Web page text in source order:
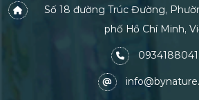
Số 18 đường Trúc Đường,
phố Hồ Chí Minh,
0934188041